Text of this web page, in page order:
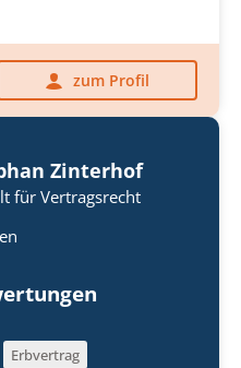
zum Profil
Zinterhof
für Vertragsrecht
Erbvertrag